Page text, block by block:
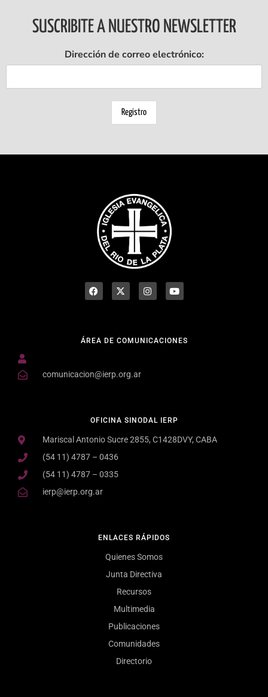
SUSCRIBITE A NUESTRO NEWSLETTER
Dirección de correo electrónico:
ENLACES RÁPIDOS
Quienes Somos
Junta Directiva
Recursos
Multimedia
Publicaciones
Comunidades
Directorio
OFICINA SINODAL IERP
Mariscal Antonio Sucre 2855, C1428DVY, CABA
(54 11) 4787 – 0436
(54 11) 4787 – 0335
ierp@ierp.org.ar
ÁREA DE COMUNICACIONES
comunicacion@ierp.org.ar